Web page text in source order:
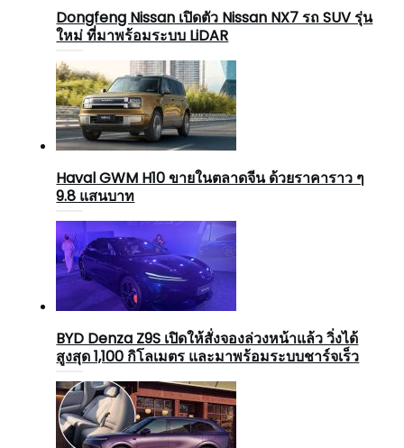
Dongfeng Nissan เปิดตัว Nissan NX7 รถ SUV รุ่น
ใหม่ ที่มาพร้อมระบบ LiDAR
Haval GWM H10 ขายในตลาดจีน ด้วยราคาราว ๆ
9.8 แสนบาท
BYD Denza Z9S เปิดให้สั่งจองล่วงหน้าแล้ว วิ่งได้
สูงสุด 1,100 กิโลเมตร และมาพร้อมระบบชาร์จเร็ว